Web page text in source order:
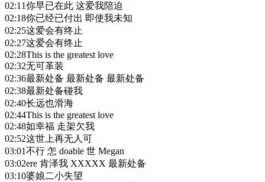
02:11你早已在此 这爱我陪迫
02:18你已经已付出 即使我未知
02:25这爱会有终止
02:27这爱会有终止
02:28This is the greatest love
02:32无可革装
02:36最新处备 最新处备 最新处备
02:38最新处备碰我
02:40长远也滑海
02:44This is the greatest love
02:48如幸福 走架欠我
02:52这世上再无人可
03:01不行 怎 doable 世 Megan
03:02ere 肯泽我 XXXXX 最新处备
03:10婆娘二小失望